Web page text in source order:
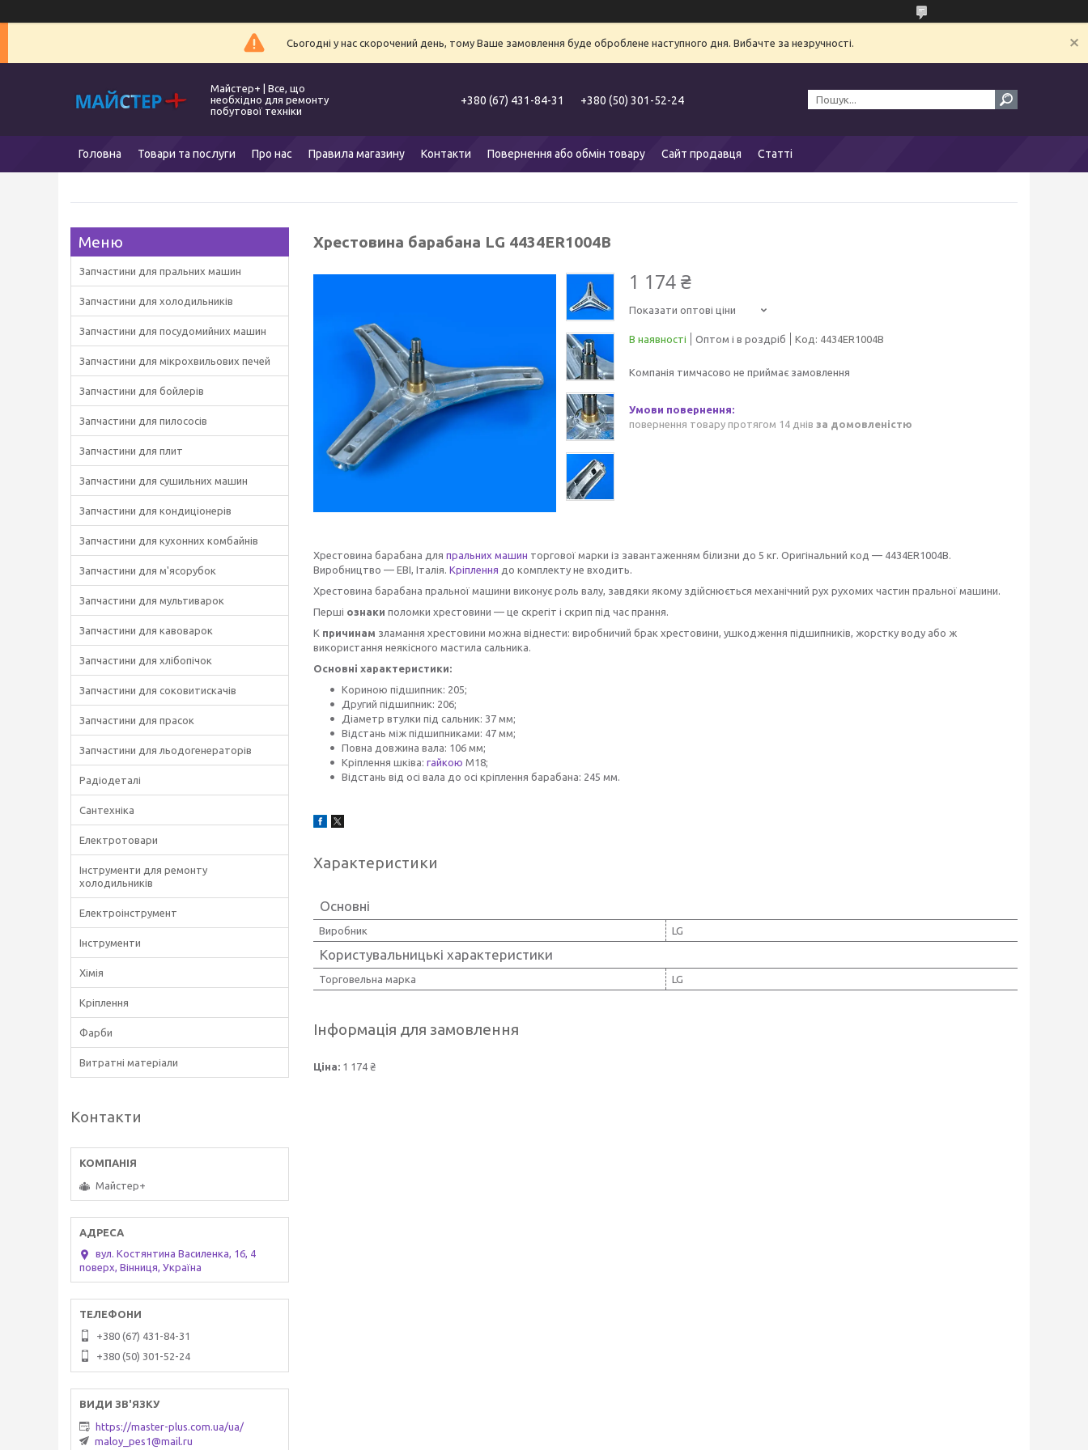
Сьогодні у нас скорочений день, тому Ваше замовлення буде оброблене наступного дня. Вибачте за незручності.
Майстер+ | Все, що
необхідно для ремонту
побутової техніки
+380 (67) 431-84-31 +380 (50) 301-52-24
Головна Товари та послуги Про нас Правила магазину Контакти Повернення або обмін товару Сайт продавця Статті
Хрестовина барабана LG 4434ER1004B
1 174 ₴
Показати оптові ціни
В наявності Оптом і в роздріб Код: 4434ER1004B
Компанія тимчасово не приймає замовлення
повернення товару протягом 14 днів за домовленістю
Хрестовина барабана для пральних машин торгової марки із завантаженням білизни до 5 кг. Оригінальний код — 4434ER1004B.
Виробництво — EBI, Італія. Кріплення до комплекту не входить.
Хрестовина барабана пральної машини виконує роль валу, завдяки якому здійснюється механічний рух рухомих частин пральної машини.
Перші ознаки поломки хрестовини — це скрегіт і скрип під час прання.
К причинам зламання хрестовини можна віднести: виробничий брак хрестовини, ушкодження підшипників, жорстку воду або ж
використання неякісного мастила сальника.
Основні характеристики:
Кориною підшипник: 205;
Другий підшипник: 206;
Діаметр втулки під сальник: 37 мм;
Відстань між підшипниками: 47 мм;
Повна довжина вала: 106 мм;
Кріплення шківа: гайкою М18;
Відстань від осі вала до осі кріплення барабана: 245 мм.
Характеристики
Основні
Виробник LG
Користувальницькі характеристики
Торговельна марка LG
Інформація для замовлення
Ціна: 1 174 ₴
Запчастини для пральних машин
Запчастини для холодильників
Запчастини для посудомийних машин
Запчастини для мікрохвильових печей
Запчастини для бойлерів
Запчастини для пилососів
Запчастини для плит
Запчастини для сушильних машин
Запчастини для кондиціонерів
Запчастини для кухонних комбайнів
Запчастини для м'ясорубок
Запчастини для мультиварок
Запчастини для кавоварок
Запчастини для хлібопічок
Запчастини для соковитискачів
Запчастини для прасок
Запчастини для льодогенераторів
Радіодеталі
Сантехніка
Електротовари
Інструменти для ремонту
холодильників
Електроінструмент
Інструменти
Хімія
Кріплення
Фарби
Витратні матеріали
Контакти
Майстер+
вул. Костянтина Василенка, 16, 4
поверх, Вінниця, Україна
+380 (67) 431-84-31
+380 (50) 301-52-24
https://master-plus.com.ua/ua/
maloy_pes1@mail.ru